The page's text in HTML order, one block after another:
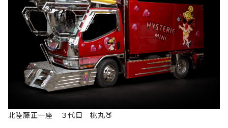
北陸藤正一座 ３代目 桃丸🍑